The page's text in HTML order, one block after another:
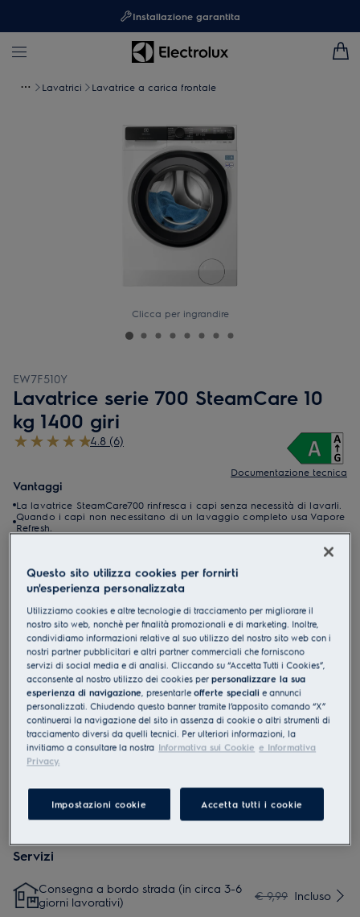
Installazione garantita
Lavatrici Lavatrice a carica frontale
Clicca per ingrandire
EW7F510Y
Lavatrice serie 700 SteamCare 10
kg 1400 giri
4.8 (6)
Documentazione tecnica
Vantaggi
La lavatrice SteamCare700 rinfresca i capi senza necessità di lavarli.
Quando i capi non necessitano di un lavaggio completo usa Vapore
Refresh.
Con un click, SmartSelect regola il lavaggio in base alle tue
Le istruzioni e le avvertenze di sicurezza ai sensi del
regolamento UE 2023/988 sono riportate nei capitoli 1 e 2 del
manuale d'uso. Per un uso sicuro del prodotto, leggere il
manuale d'uso completo.
Servizi
Consegna a bordo strada (in circa 3-6
giorni lavorativi)
€ 9,99 Incluso
Questo sito utilizza cookies per fornirti
un'esperienza personalizzata
Utilizziamo cookies e altre tecnologie di tracciamento per migliorare il
nostro sito web, nonchè per finalità promozionali e di marketing. Inoltre,
condividiamo informazioni relative al suo utilizzo del nostro sito web con i
nostri partner pubblicitari e altri partner commerciali che forniscono
servizi di social media e di analisi. Cliccando su “Accetta Tutti i Cookies”,
acconsente al nostro utilizzo dei cookies perpersonalizzare la sua
esperienza di navigazione, presentarleofferte speciali e annunci
personalizzati. Chiudendo questo banner tramite l’apposito comando “X”
continuerai la navigazione del sito in assenza di cookie o altri strumenti di
tracciamento diversi da quelli tecnici. Per ulteriori informazioni, la
invitiamo a consultare la nostra Informativa sui Cookie e Informativa
Privacy.
Impostazioni cookie Accetta tutti i cookie